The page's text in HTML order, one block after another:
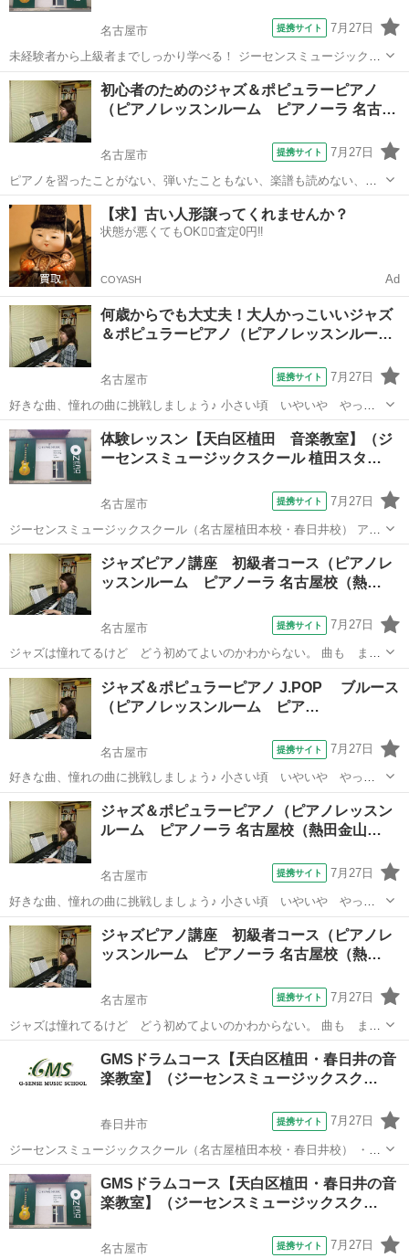
名古屋市 提携サイト 7月27日
未経験者から上級者までしっかり学べる！ ジーセンスミュージックス
クール（名古屋植田本校・春日井校） レッスン始めるならまずは体験
レッスン！ ・気軽にレッスンを試したい ・どんな先生が教えているの
か知りたい ・詳しいレッス...
愛知 名古屋市 ギター
初心者のためのジャズ＆ポピュラーピアノ
（ピアノレッスンルーム ピアノーラ 名古…
名古屋市 提携サイト 7月27日
ピアノを習ったことがない、弾いたこともない、楽譜も読めない、リ
ズム感もない。。。だけど ピアノが弾けるようになりたい、そんな
方のレッスンです。ピアノや楽譜の初歩の初歩から学んでいきます。
今さら聞けないこととか どんどん聞いて...
愛知 名古屋市 ピアノ
【求】古い人形譲ってくれませんか？
状態が悪くてもOK🙆‍♀️査定0円‼️
COYASH Ad
何歳からでも大丈夫！大人かっこいいジャズ
＆ポピュラーピアノ（ピアノレッスンルー…
名古屋市 提携サイト 7月27日
好きな曲、憧れの曲に挑戦しましょう♪ 小さい頃 いやいや やって
いた練習曲ではなく 素敵なジャズの曲やポップスにチャレンジ。 ピア
ノ初心者もOK。 少し時間に余裕の出来た方、ピアノをずっとやりた
かった方、一生の趣味のしたい...
愛知 名古屋市
体験レッスン【天白区植田 音楽教室】（ジ
ーセンスミュージックスクール 植田スタ…
名古屋市 提携サイト 7月27日
ジーセンスミュージックスクール（名古屋植田本校・春日井校） アッ
トホームで親身になってくれる経験豊富な講師陣が嬉しい！！ ・楽器
を始めたいけれど、どれがいいのか相談したい ・自分に合うレッスン
なのか知りたい ・教室を実際...
愛知 名古屋市 ボーカル
ジャズピアノ講座 初級者コース（ピアノレ
ッスンルーム ピアノーラ 名古屋校（熱…
名古屋市 提携サイト 7月27日
ジャズは憧れてるけど どう初めてよいのかわからない。 曲も ま
だ あまり知らない、という人にピッタリ。 初心者でも弾きやすい曲
や楽譜を先生がチョイス。 知らなかった素敵なジャズの曲にも出会え
ます♪
愛知 名古屋市 ピアノ
ジャズ＆ポピュラーピアノ J.POP ブルース
（ピアノレッスンルーム ピア…
名古屋市 提携サイト 7月27日
好きな曲、憧れの曲に挑戦しましょう♪ 小さい頃 いやいや やって
いた練習曲ではなく 素敵なジャズの曲やポップスにチャレンジ。 アレ
ンジやコードのお勉強も出来ます。 希望者には、ジャズ理論やお薦め
の曲の紹介もします
愛知 名古屋市 ピアノ
ジャズ＆ポピュラーピアノ（ピアノレッスン
ルーム ピアノーラ 名古屋校（熱田金山…
名古屋市 提携サイト 7月27日
好きな曲、憧れの曲に挑戦しましょう♪ 小さい頃 いやいや やって
いた練習曲ではなく 素敵なジャズの曲やポップスにチャレンジ。 アレ
ンジやコードのお勉強も出来ます。
愛知 名古屋市 ピアノ
ジャズピアノ講座 初級者コース（ピアノレ
ッスンルーム ピアノーラ 名古屋校（熱…
名古屋市 提携サイト 7月27日
ジャズは憧れてるけど どう初めてよいのかわからない。 曲も ま
だ あまり知らない、という人にピッタリ。 初心者でも弾きやすい曲
や楽譜を先生がチョイス。 知らなかった素敵なジャズの曲にも出会え
ます。 コードでの演奏や理論も...
ピアノ
GMSドラムコース【天白区植田・春日井の音
楽教室】（ジーセンスミュージックスク…
春日井市 提携サイト 7月27日
ジーセンスミュージックスクール（名古屋植田本校・春日井校） ・手
軽で簡単な楽器を始めたい ・基礎からしっかり学びたい ・テンポキー
プがうまくできない ・他のパートとうまくリズムが合わない ・速いフ
レーズが叩けるようになりた...
愛知 春日井市 ドラム
GMSドラムコース【天白区植田・春日井の音
楽教室】（ジーセンスミュージックスク…
名古屋市 提携サイト 7月27日